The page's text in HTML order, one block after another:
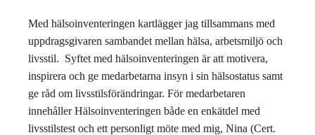
Med hälsoinventeringen kartlägger jag tillsammans med
uppdragsgivaren sambandet mellan hälsa, arbetsmiljö och
livsstil. Syftet med hälsoinventeringen är att motivera,
inspirera och ge medarbetarna insyn i sin hälsostatus samt
ge råd om livsstilsförändringar. För medarbetaren
innehåller Hälsoinventeringen både en enkätdel med
livsstilstest och ett personligt möte med mig, Nina (Cert.